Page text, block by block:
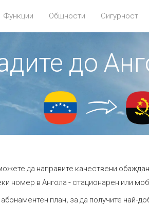
Функции Общности Сигурност
до
да направите качествени
номер в Ангола - стационарен или
план, за да получите най-